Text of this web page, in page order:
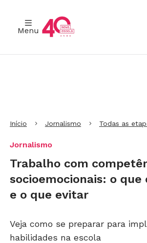
Menu
Início Jornalismo Todas as
Jornalismo
Trabalho com
socioemocionais: o que
e o que evitar
Veja como se preparar para
habilidades na escola